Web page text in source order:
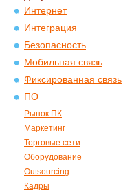
Интернет
Интеграция
Безопасность
Мобильная связь
Фиксированная связь
ПО
Рынок ПК
Маркетинг
Торговые сети
Оборудование
Outsourcing
Кадры